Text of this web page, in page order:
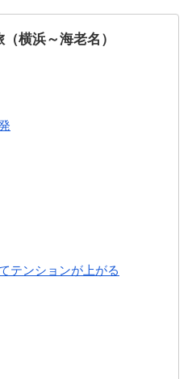
横浜～海老名）
テンションが上がる